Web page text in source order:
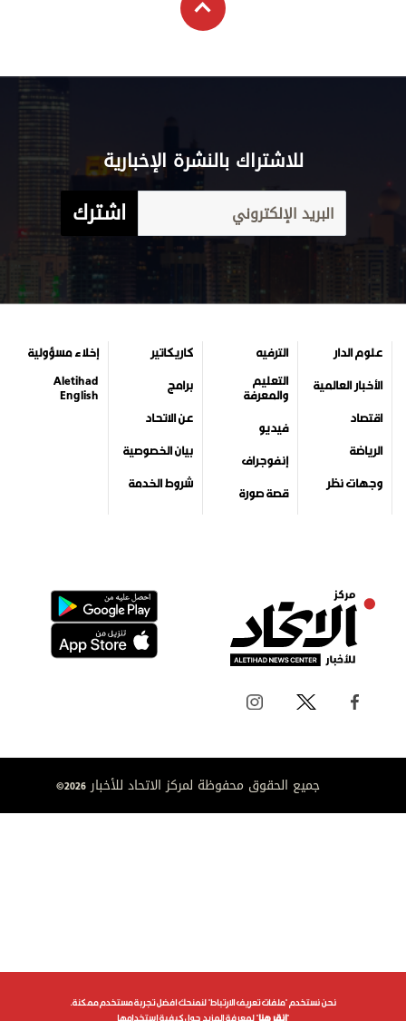
للاشتراك بالنشرة الإخبارية
اشترك
علوم الدار
الأخبار العالمية
اقتصاد
الرياضة
وجهات نظر
الترفيه
التعليم
والمعرفة
فيديو
إنفوجراف
قصة صورة
كاريكاتير
برامج
عن الاتحاد
بيان الخصوصية
شروط الخدمة
إخلاء مسؤولية
Aletihad
English
جميع الحقوق محفوظة لمركز الاتحاد للأخبار 2026©
نحن نستخدم "ملفات تعريف الارتباط" لنمنحك افضل تجربة مستخدم ممكنة.
"انقر هنا" لمعرفة المزيد حول كيفية استخدامها